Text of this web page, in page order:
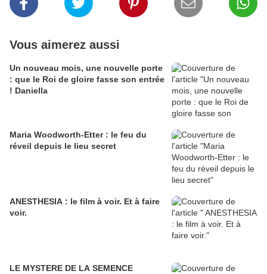
Vous aimerez aussi
Un nouveau mois, une nouvelle porte
: que le Roi de gloire fasse son entrée
! Daniella
Maria Woodworth-Etter : le feu du
réveil depuis le lieu secret
ANESTHESIA : le film à voir. Et à faire
voir.
LE MYSTERE DE LA SEMENCE